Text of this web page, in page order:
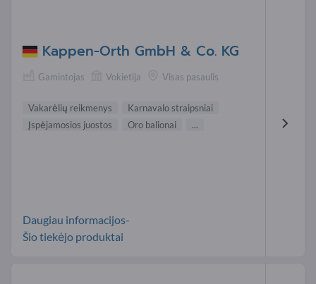
Kappen-Orth GmbH & Co. KG
Gamintojas Vokietija Visas pasaulis
Vakarėlių reikmenys
Karnavalo straipsniai
Įspėjamosios juostos
Oro balionai ...
Daugiau informacijos-
Šio tiekėjo produktai